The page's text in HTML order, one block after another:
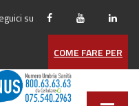
su
COME FARE PER